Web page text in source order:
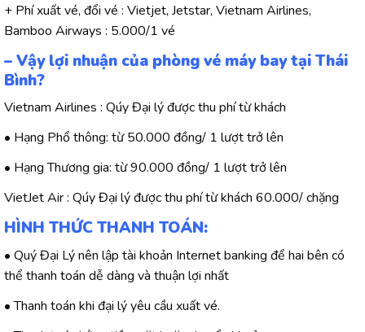
+ Phí xuất vé, đổi vé : Vietjet, Jetstar, Vietnam Airlines,
Bamboo Airways : 5.000/1 vé
– Vậy lợi nhuận của phòng vé máy bay tại Thái
Bình?
Vietnam Airlines : Qúy Đại lý được thu phí từ khách
• Hạng Phổ thông: từ 50.000 đồng/ 1 lượt trở lên
• Hạng Thương gia: từ 90.000 đồng/ 1 lượt trở lên
VietJet Air : Qúy Đại lý được thu phí từ khách 60.000/ chặng
HÌNH THỨC THANH TOÁN:
• Quý Đại Lý nên lập tài khoản Internet banking để hai bên có
thể thanh toán dễ dàng và thuận lợi nhất
• Thanh toán khi đại lý yêu cầu xuất vé.